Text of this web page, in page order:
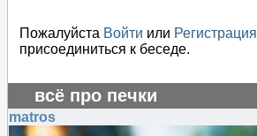
Пожалуйста Войти или Регистрация
присоединиться к беседе.
всё про печки
matros